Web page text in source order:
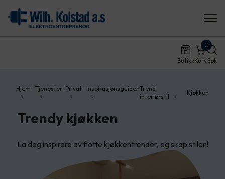
ButikkKurv
0
Søk
Hjem Tjenester Privat InspirasjonsguidenTrend
interiørstil
Kjøkken
Trendy kjøkken
La deg inspirere av flotte kjøkkentrender, og skap stilen!